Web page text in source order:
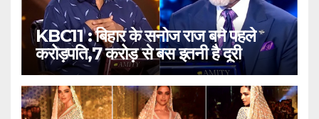
KBC11 : बिहार के सनोज राज बने पहले
करोड़पति,7 करोड़ से बस इतनी है दूरी